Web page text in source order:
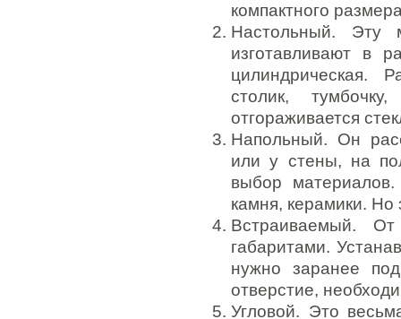
компактного
Настольный. Эту
изготавливают в
цилиндрическая.
столик,
отгораживается
Напольный. Он
или у стены, на
выбор
камня, керамики.
Встраиваемый.
габаритами.
нужно заранее
отверстие,
Угловой. Это